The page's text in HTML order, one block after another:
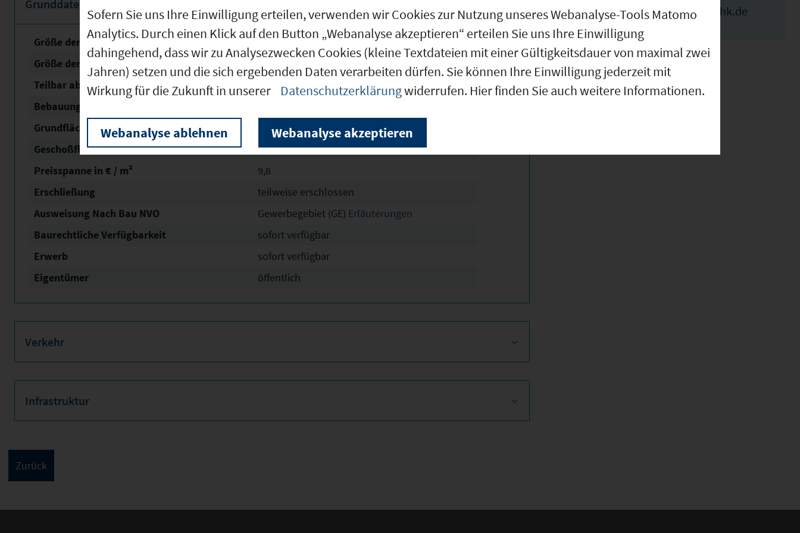
Grunddaten
Größe der unbebauten Fläche
5.125 m²
Größe der Fläche mit Baurecht
5.125 m²
Teilbar ab
5.125 m²
Bebauungsplan Status
Grundflächen­zahl (GRZ)
Geschoßflächen­zahl (GFZ)
0,8
Preisspanne in € / m²
9,8
Erschließung
teilweise erschlossen
Ausweisung Nach Bau NVO
Gewerbegebiet (GE) Erläuterungen
Baurechtliche Verfügbarkeit
sofort verfügbar
Erwerb
sofort verfügbar
Eigentümer
öffentlich
Verkehr
Infrastruktur
elka.ivanova@wuerzburg.ihk.de
Sofern Sie uns Ihre Einwilligung erteilen, verwenden wir Cookies zur Nutzung unseres Webanalyse-Tools Matomo
Analytics. Durch einen Klick auf den Button „Webanalyse akzeptieren“ erteilen Sie uns Ihre Einwilligung
dahingehend, dass wir zu Analysezwecken Cookies (kleine Textdateien mit einer Gültigkeitsdauer von maximal zwei
Jahren) setzen und die sich ergebenden Daten verarbeiten dürfen. Sie können Ihre Einwilligung jederzeit mit
Wirkung für die Zukunft in unserer
Datenschutzerklärungwiderrufen. Hier finden Sie auch weitere Informationen.
Webanalyse ablehnen Webanalyse akzeptieren